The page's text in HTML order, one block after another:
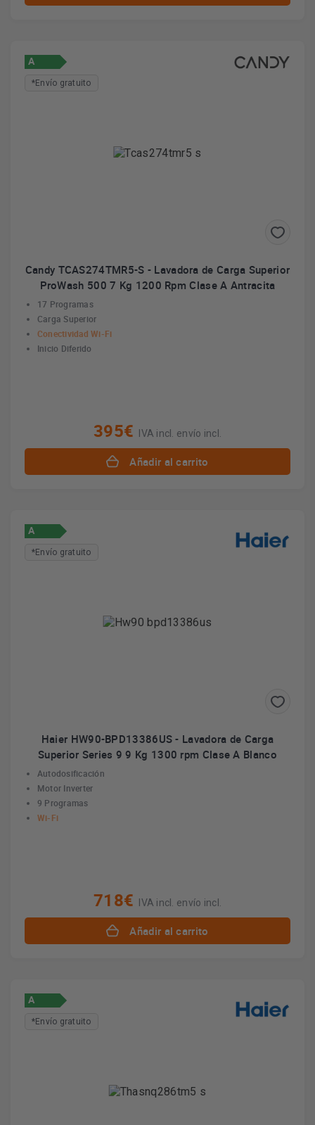
A
*Envío gratuito
Candy TCAS274TMR5-S - Lavadora de Carga Superior
ProWash 500 7 Kg 1200 Rpm Clase A Antracita
17 Programas
Carga Superior
Conectividad Wi-Fi
Inicio Diferido
395€ IVA incl. envío incl.
Añadir al carrito
A
*Envío gratuito
Haier HW90-BPD13386US - Lavadora de Carga
Superior Series 9 9 Kg 1300 rpm Clase A Blanco
Autodosificación
Motor Inverter
9 Programas
Wi-Fi
718€ IVA incl. envío incl.
Añadir al carrito
A
*Envío gratuito